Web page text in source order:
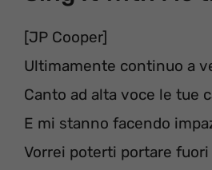
[JP Cooper]
Ultimamente continuo a
Canto ad alta voce le tue
E mi stanno facendo
Vorrei poterti portare fuori